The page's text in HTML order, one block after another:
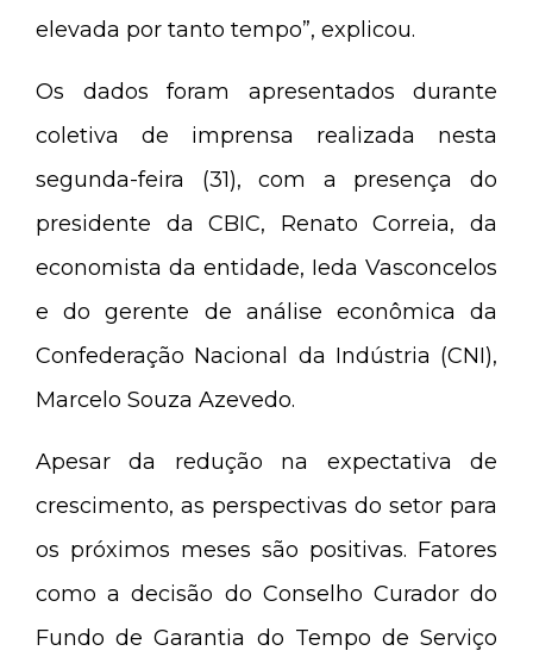
elevada por tanto tempo”, explicou.
Os dados foram apresentados durante
coletiva de imprensa realizada nesta
segunda-feira (31), com a presença do
presidente da CBIC, Renato Correia, da
economista da entidade, Ieda Vasconcelos
e do gerente de análise econômica da
Confederação Nacional da Indústria (CNI),
Marcelo Souza Azevedo.
Apesar da redução na expectativa de
crescimento, as perspectivas do setor para
os próximos meses são positivas. Fatores
como a decisão do Conselho Curador do
Fundo de Garantia do Tempo de Serviço